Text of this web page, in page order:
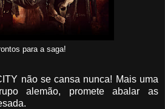
para a saga!
não se cansa nunca! Mais uma
alemão, promete abalar as